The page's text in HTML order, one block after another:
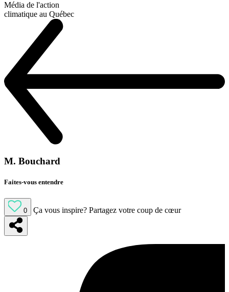
Média de l'action
climatique au Québec
M. Bouchard
Faites-vous entendre
0 Ça vous inspire? Partagez votre coup de cœur